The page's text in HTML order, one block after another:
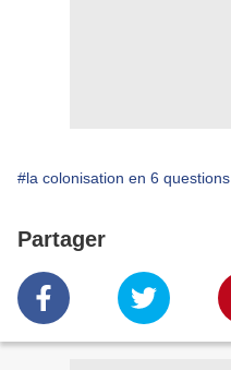
#la colonisation en 6 questions
Partager